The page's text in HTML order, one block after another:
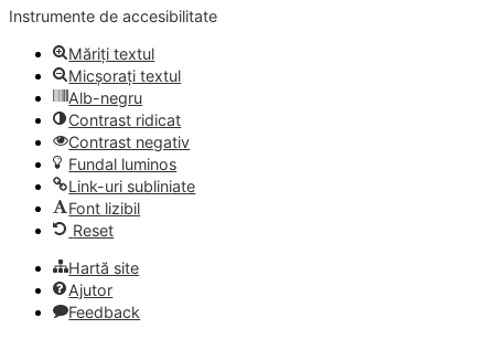
Instrumente de accesibilitate
Măriți textul
Micșorați textul
Alb-negru
Contrast ridicat
Contrast negativ
Fundal luminos
Link-uri subliniate
Font lizibil
Reset
Hartă site
Ajutor
Feedback